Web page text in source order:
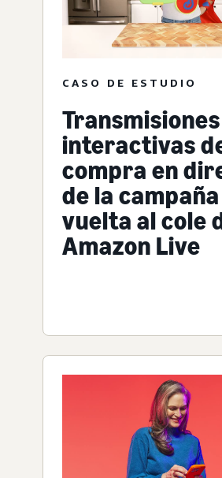
CASO DE ESTUDIO
Transmisiones
interactivas
compra en
de la
vuelta al cole
Amazon Live